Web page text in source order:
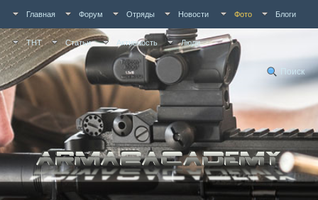
Главная Форум Отряды Новости Фото Блоги
ТНТ Статьи Активность Люди
Поиск